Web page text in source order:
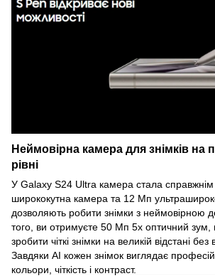
Неймовірна камера для знімків на
рівні
У Galaxy S24 Ultra камера стала
ширококутна камера та 12 Мп
дозволяють робити знімки з неймовірною
того, ви отримуєте 50 Мп 5x оптичний
зробити чіткі знімки на великій відстані без
Завдяки AI кожен знімок виглядає
кольори, чіткість і контраст.